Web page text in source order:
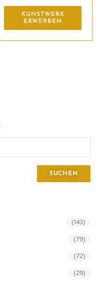
KUNSTWERK
ERWERBEN
SUCHEN
(143)
(79)
(72)
(29)